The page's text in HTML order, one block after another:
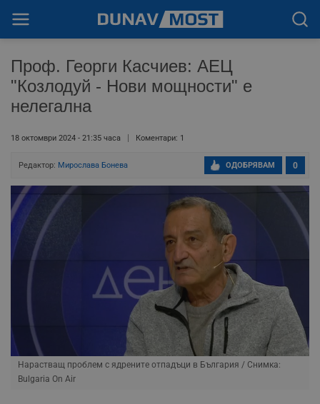
Проф. Георги Касчиев: АЕЦ
"Козлодуй - Нови мощности" e
нелегална
18 октомври 2024 - 21:35 часа Коментари: 1
Редактор: Мирослава Бонева 0
ОДОБРЯВАМ
Нарастващ проблем с ядрените отпадъци в България / Снимка:
Bulgaria On Air